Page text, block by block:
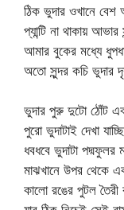
ঠিক ভুদার ওখানে বেশ
প্যান্টি না থাকায়
আমার বুকের মধ্যে
অতো সুন্দর কচি ভুদার
ভুদার পুরু দুটো ঠোঁট
পুরো ভুদাটাই দেখা
ধবধবে ভুদাটা
মাঝখানে উপর থেকে
কালো রঙের পুটল তৈরী